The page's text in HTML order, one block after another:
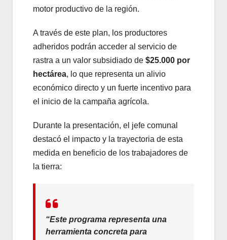
motor productivo de la región.
A través de este plan, los productores
adheridos podrán acceder al servicio de
rastra a un valor subsidiado de $25.000 por
hectárea, lo que representa un alivio
económico directo y un fuerte incentivo para
el inicio de la campaña agrícola.
Durante la presentación, el jefe comunal
destacó el impacto y la trayectoria de esta
medida en beneficio de los trabajadores de
la tierra:
“Este programa representa una
herramienta concreta para